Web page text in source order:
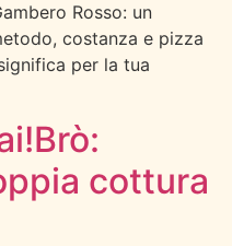
Rosso: un
costanza e pizza
per la tua
cottura